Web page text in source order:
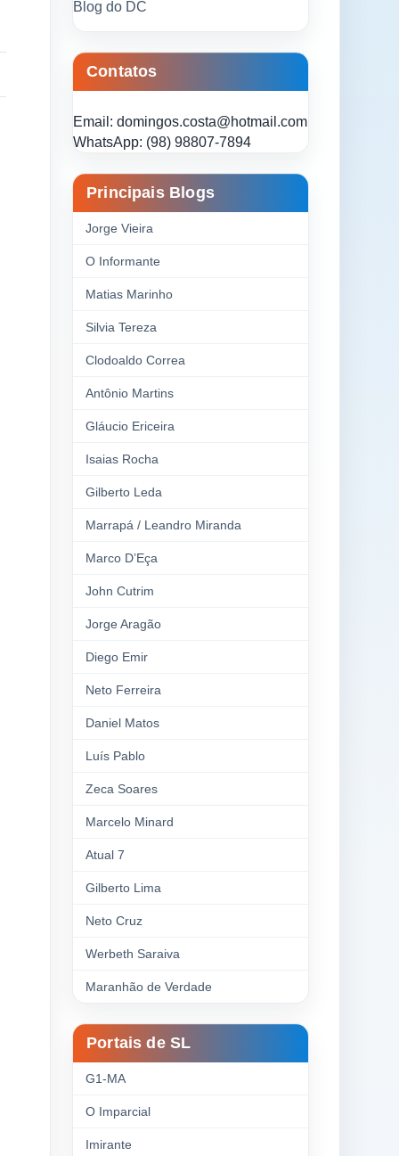
Blog do DC
Contatos
Email: domingos.costa@hotmail.com
WhatsApp: (98) 98807-7894
Principais Blogs
Jorge Vieira
O Informante
Matias Marinho
Silvia Tereza
Clodoaldo Correa
Antônio Martins
Gláucio Ericeira
Isaias Rocha
Gilberto Leda
Marrapá / Leandro Miranda
Marco D’Eça
John Cutrim
Jorge Aragão
Diego Emir
Neto Ferreira
Daniel Matos
Luís Pablo
Zeca Soares
Marcelo Minard
Atual 7
Gilberto Lima
Neto Cruz
Werbeth Saraiva
Maranhão de Verdade
Portais de SL
G1-MA
O Imparcial
Imirante